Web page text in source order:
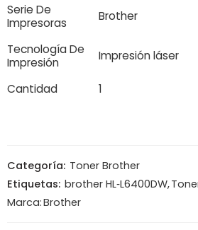
Serie De
Impresoras
Brother
Tecnología De
Impresión
Impresión láser
Cantidad 1
Categoría: Toner Brother
Etiquetas: brother HL‑L6400DW,
Marca:Brother